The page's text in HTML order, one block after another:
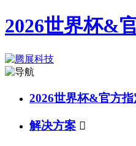
2026世界杯&
2026世界杯&官方
解决方案 